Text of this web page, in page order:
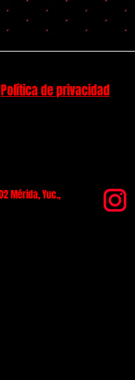
Política de privacidad
Mérida, Yuc.,